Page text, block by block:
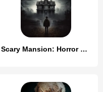
Scary Mansion: Horror Game 3D